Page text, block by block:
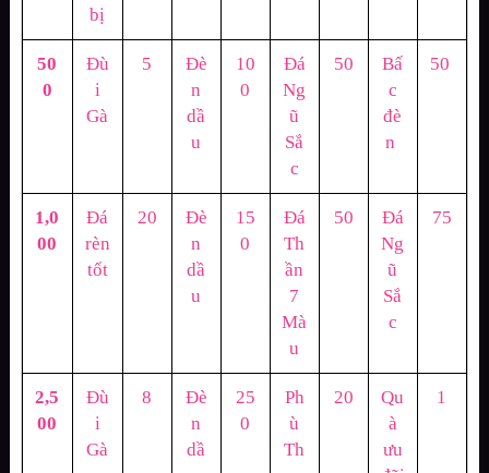
bị
50
0
Đù
i
Gà
5
Đè
n
dầ
u
10
0
Đá
Ng
ũ
Sắ
c
50
Bấ
c
đè
n
50
1,0
00
Đá
rèn
tốt
20
Đè
n
dầ
u
15
0
Đá
Th
ần
7
Mà
u
50
Đá
Ng
ũ
Sắ
c
75
2,5
00
Đù
i
Gà
8
Đè
n
dầ
25
0
Ph
ù
Th
20
Qu
à
ưu
1